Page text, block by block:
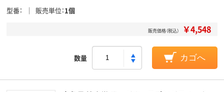
型番 販売単位 1個
販売価格（税込） ￥4,548
数量 カゴへ